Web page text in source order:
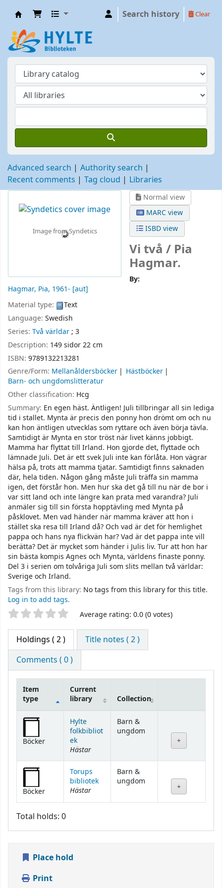
Search history Clear
Advanced search
Authority search
Recent comments
Tag cloud Libraries
Image from Syndetics
Normal view
MARC view
ISBD view
Vi två / Pia
Hagmar.
By:
Hagmar, Pia, 1961- [aut]
Material type:
Text
Language: Swedish
Series: Två världar; 3
Description: 149 sidor 22 cm
ISBN: 9789132213281
Genre/Form: Mellanåldersböcker
Hästböcker
Barn- och ungdomslitteratur
Other classification: Hcg
Summary: En egen häst. Äntligen! Juli tillbringar all sin lediga
tid i stallet. Mynta är precis den ponny hon drömt om och nu
kan hon äntligen utvecklas som ryttare och även börja tävla.
Samtidigt är Mynta en stor tröst när livet känns jobbigt.
Mamma har flyttat till Irland. Hon gjorde det, flyttade och
lämnade Juli. Det är ett svek Juli inte kan förlåta. Hon vägrar
hälsa på, trots att mamma tjatar. Samtidigt finns saknaden
där, hela tiden. Någon gång måste Juli träffa sin mamma
igen, det förstår hon. Men hur ska det gå till nu när de bor i
var sitt land och inte längre kan prata med varandra? Juli
anmäler sig till sin första hopptävling med Mynta på
påsklovet. Men vad händer när mamma kräver att hon i
stället ska resa till Irland då? Och vad är det för hemlighet
pappa och hans nya flickvän har? Vad är det pappa inte vill
berätta? Det är mycket som händer i Julis liv. Tur att hon har
sin bästa kompis Agnes och Mynta, världens finaste ponny.
Del 3 i serien om tolvåriga Juli som slits mellan två världar:
Sverige och Irland.
Tags from this library: No tags from this library for this title.
Log in to add tags.
Star ratings Average rating: 0.0 (0 votes)
Holdings ( 2 )
Title notes ( 2 )
Comments ( 0 )
Holdings
Item
type
Current
library
Collection
Böcker
Hylte
folkbibliot
ek
Hästar
Barn &
ungdom
Böcker
Torups
bibliotek
Hästar
Barn &
ungdom
Total holds: 0
Place hold
Print